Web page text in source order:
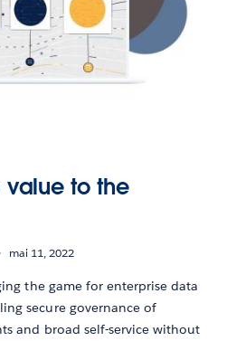
value to the
mai 11, 2022
the game for enterprise data
secure governance of
and broad self-service without